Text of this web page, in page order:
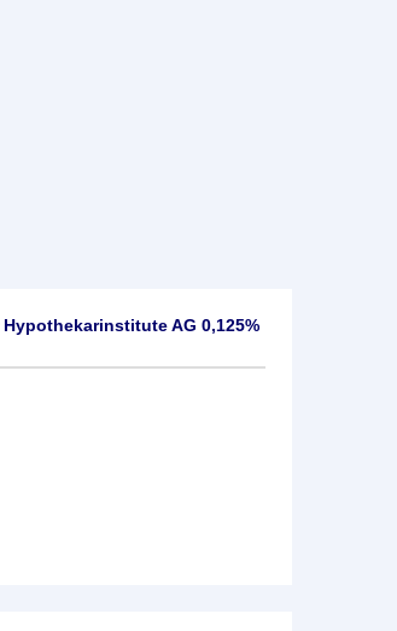
AG 0,125%